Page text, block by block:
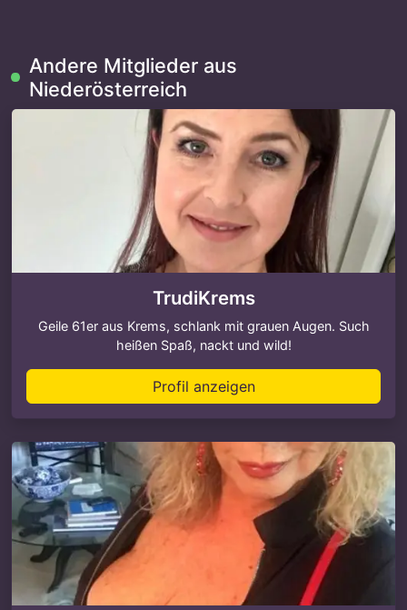
Andere Mitglieder aus
Niederösterreich
TrudiKrems
Geile 61er aus Krems, schlank mit grauen Augen. Such
heißen Spaß, nackt und wild!
Profil anzeigen